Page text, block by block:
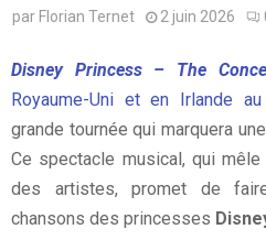
par Florian Ternet 2 juin 2026
Disney Princess – The
Royaume-Uni et en Irlande
grande tournée qui marquera
Ce spectacle musical, qui
des artistes, promet de
chansons des princesses